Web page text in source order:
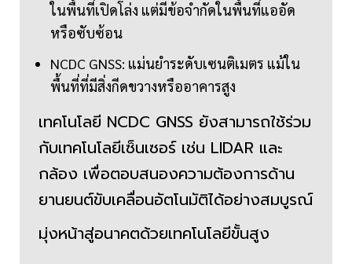
ในพื้นที่เปิดโล่ง แต่มีข้อจำกัดในพื้นที่แออัด
หรือซับซ้อน
NCDC GNSS: แม่นยำระดับเซนติเมตร แม้ใน
พื้นที่ที่มีสิ่งกีดขวางหรืออาคารสูง
เทคโนโลยี NCDC GNSS ยังสามารถใช้ร่วม
กับเทคโนโลยีเซ็นเซอร์ เช่น LIDAR และ
กล้อง เพื่อตอบสนองความต้องการด้าน
ยานยนต์ขับเคลื่อนอัตโนมัติได้อย่างสมบูรณ์
มุ่งหน้าสู่อนาคตด้วยเทคโนโลยีขั้นสูง